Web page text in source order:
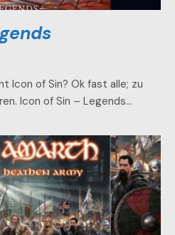
Icon of Sin? Ok fast alle; zu
Icon of Sin – Legends…